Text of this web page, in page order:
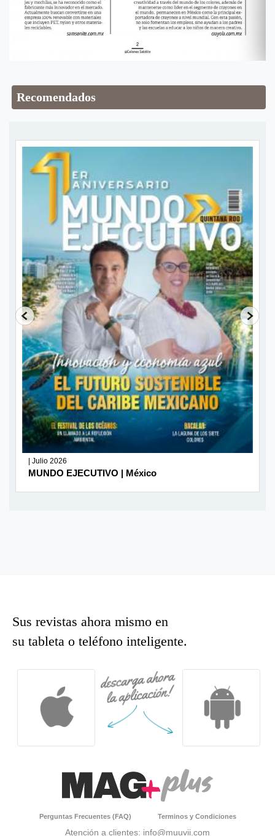
Recomendados
| Julio 2026
MUNDO EJECUTIVO | México
Sus revistas ahora mismo en
su tableta o teléfono inteligente.
Perguntas Frecuentes (FAQ) Terminos y Condiciones
Atención a clientes: info@muuvii.com